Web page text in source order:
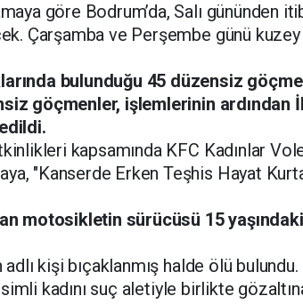
göre Bodrum’da, Salı gününden
Çarşamba ve Perşembe günü
bulunduğu 45 düzensiz
göçmenler, işlemlerinin ardından
kapsamında KFC Kadınlar
"Kanserde Erken Teşhis Hayat
motosikletin sürücüsü 15
kişi bıçaklanmış halde ölü
kadını suç aletiyle birlikte